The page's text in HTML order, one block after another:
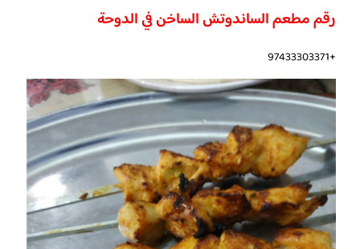
رقم مطعم الساندوتش الساخن في الدوحة
+97433303371